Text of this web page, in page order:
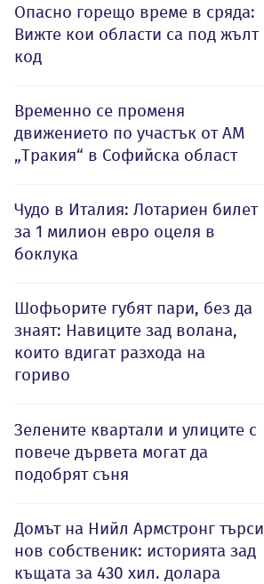
Опасно горещо време в сряда:
Вижте кои области са под жълт
код
Временно се променя
движението по участък от АМ
„Тракия“ в Софийска област
Чудо в Италия: Лотариен билет
за 1 милион евро оцеля в
боклука
Шофьорите губят пари, без да
знаят: Навиците зад волана,
които вдигат разхода на
гориво
Зелените квартали и улиците с
повече дървета могат да
подобрят съня
Домът на Нийл Армстронг търси
нов собственик: историята зад
къщата за 430 хил. долара